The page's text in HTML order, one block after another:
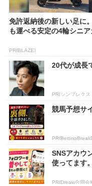
免許返納後の新しい足に
も運べる安定の4輪シニ
PR(BLAZE)
20代が成長
PR(シンプレク
競馬予想サ
SNSアカウ
使ってます。
PR(Dreaw合同会